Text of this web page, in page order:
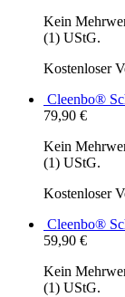
Kein
(1) UStG.
Kostenloser
Cleenbo®
79,90 €
Kein
(1) UStG.
Kostenloser
Cleenbo®
59,90 €
Kein
(1) UStG.